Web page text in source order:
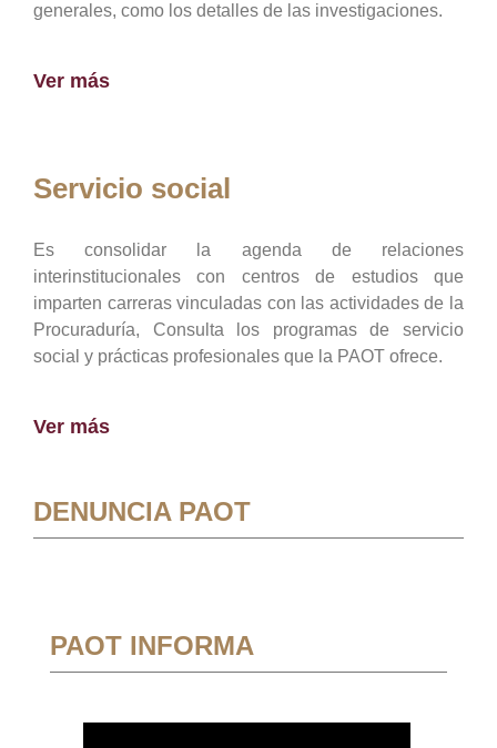
generales, como los detalles de las investigaciones.
Ver más
Servicio social
Es consolidar la agenda de relaciones
interinstitucionales con centros de estudios que
imparten carreras vinculadas con las actividades de la
Procuraduría, Consulta los programas de servicio
social y prácticas profesionales que la PAOT ofrece.
Ver más
DENUNCIA PAOT
PAOT INFORMA